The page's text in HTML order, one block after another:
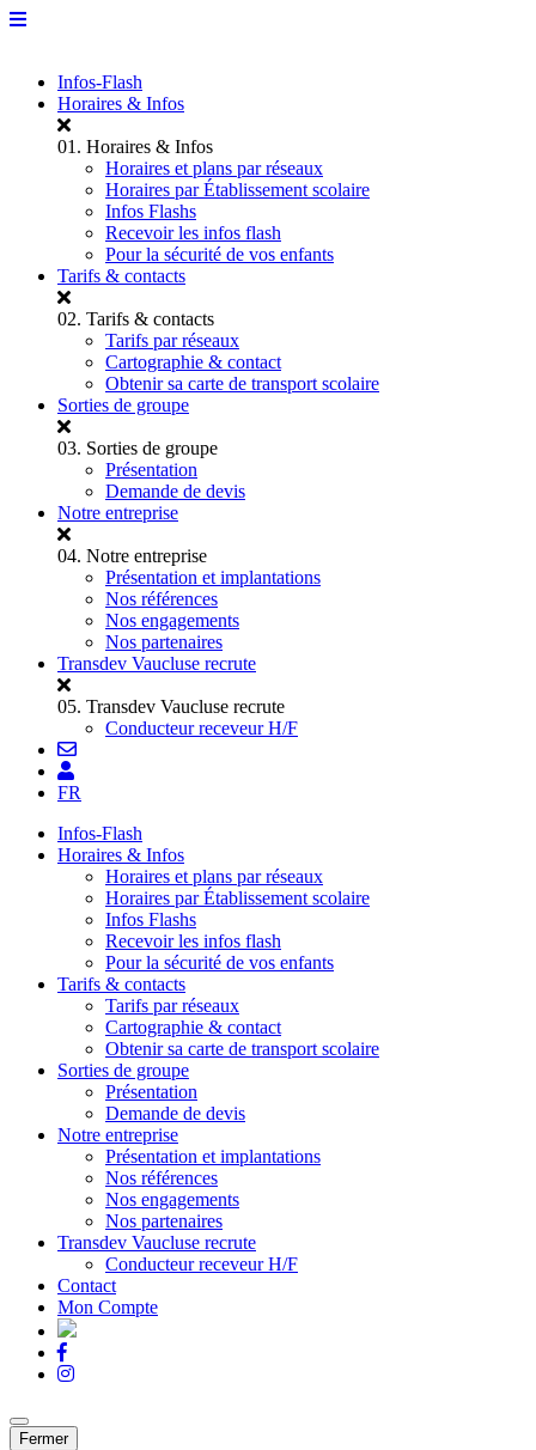
Infos-Flash
Horaires & Infos
01. Horaires & Infos
Horaires et plans par réseaux
Horaires par Établissement scolaire
Infos Flashs
Recevoir les infos flash
Pour la sécurité de vos enfants
Tarifs & contacts
02. Tarifs & contacts
Tarifs par réseaux
Cartographie & contact
Obtenir sa carte de transport scolaire
Sorties de groupe
03. Sorties de groupe
Présentation
Demande de devis
Notre entreprise
04. Notre entreprise
Présentation et implantations
Nos références
Nos engagements
Nos partenaires
Transdev Vaucluse recrute
05. Transdev Vaucluse recrute
Conducteur receveur H/F
FR
Infos-Flash
Horaires & Infos
Horaires et plans par réseaux
Horaires par Établissement scolaire
Infos Flashs
Recevoir les infos flash
Pour la sécurité de vos enfants
Tarifs & contacts
Tarifs par réseaux
Cartographie & contact
Obtenir sa carte de transport scolaire
Sorties de groupe
Présentation
Demande de devis
Notre entreprise
Présentation et implantations
Nos références
Nos engagements
Nos partenaires
Transdev Vaucluse recrute
Conducteur receveur H/F
Contact
Mon Compte
Fermer